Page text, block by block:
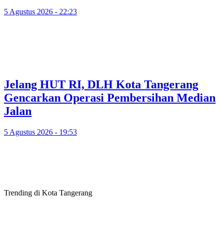
5 Agustus 2026 - 22:23
Jelang HUT RI, DLH Kota Tangerang
Gencarkan Operasi Pembersihan Median
Jalan
5 Agustus 2026 - 19:53
Trending di Kota Tangerang